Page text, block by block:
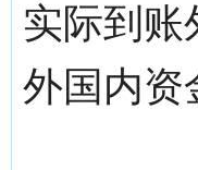
实际到账
外国内资